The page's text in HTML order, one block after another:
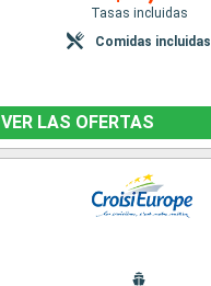
Tasas incluidas
Comidas incluidas
VER LAS OFERTAS